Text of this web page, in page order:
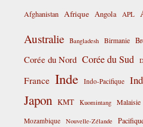
Afghanistan Afrique Angola APL
Australie Bangladesh Birmanie
Corée du Nord Corée du Sud
France Inde Indo-Pacifique
Japon KMT Kuomintang Malaisie
Mozambique Nouvelle-Zélande